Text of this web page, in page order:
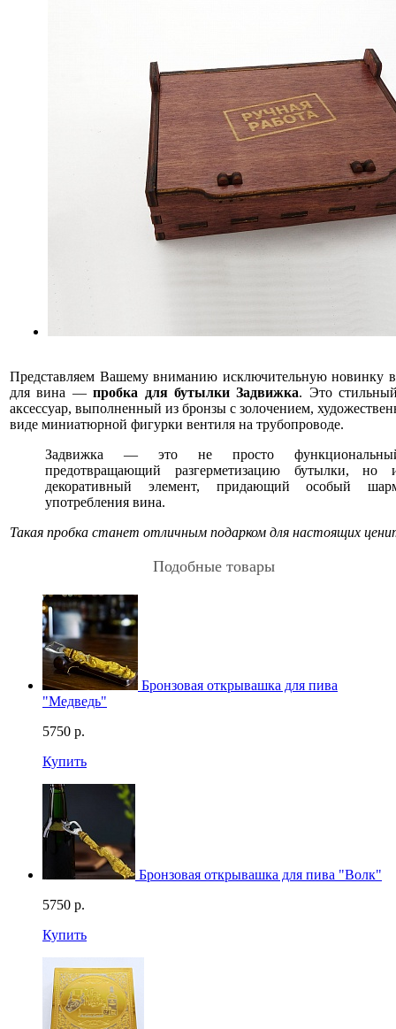
Представляем Вашему вниманию исключительную новинку в
для вина —пробка для бутылки Задвижка. Это
аксессуар, выполненный из бронзы с золочением,
виде миниатюрной фигурки вентиля на трубопроводе.
Задвижка — это не просто
предотвращающий разгерметизацию бутылки, но
декоративный элемент, придающий особый
употребления вина.
Такая пробка станет отличным подарком для настоящих
Подобные товары
Бронзовая открывашка для пива
"Медведь"
5750 р.
Купить
Бронзовая открывашка для пива "Волк"
5750 р.
Купить